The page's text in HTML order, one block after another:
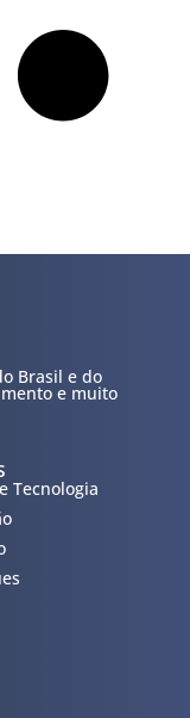
Brasil e do
e muito
Tecnologia